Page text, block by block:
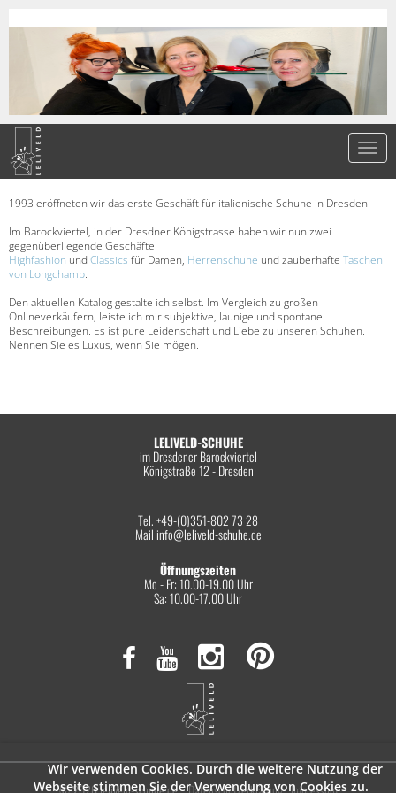
1993 eröffneten wir das erste Geschäft für italienische Schuhe in Dresden.
Im Barockviertel, in der Dresdner Königstrasse haben wir nun zwei
gegenüberliegende Geschäfte:
Highfashion und Classics für Damen, Herrenschuhe und zauberhafte Taschen
von Longchamp.
Den aktuellen Katalog gestalte ich selbst. Im Vergleich zu großen
Onlineverkäufern, leiste ich mir subjektive, launige und spontane
Beschreibungen. Es ist pure Leidenschaft und Liebe zu unseren Schuhen.
Nennen Sie es Luxus, wenn Sie mögen.
Wir verwenden Cookies. Durch die weitere Nutzung der
Webseite stimmen Sie der Verwendung von Cookies zu.
LELIVELD-SCHUHE
im Dresdener Barockviertel
Königstraße 12 - Dresden
Tel. +49-(0)351-802 73 28
Mail info@leliveld-schuhe.de
Öffnungszeiten
Mo - Fr: 10.00-19.00 Uhr
Sa: 10.00-17.00 Uhr